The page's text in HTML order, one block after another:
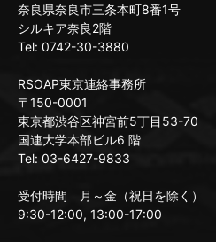
奈良県奈良市三条本町8番1号
シルキア奈良2階
Tel: 0742-30-3880
RSOAP東京連絡事務所
〒150-0001
東京都渋谷区神宮前5丁目53-70
国連大学本部ビル6 階
Tel: 03-6427-9833
受付時間 月～金（祝日を除く）
9:30-12:00, 13:00-17:00